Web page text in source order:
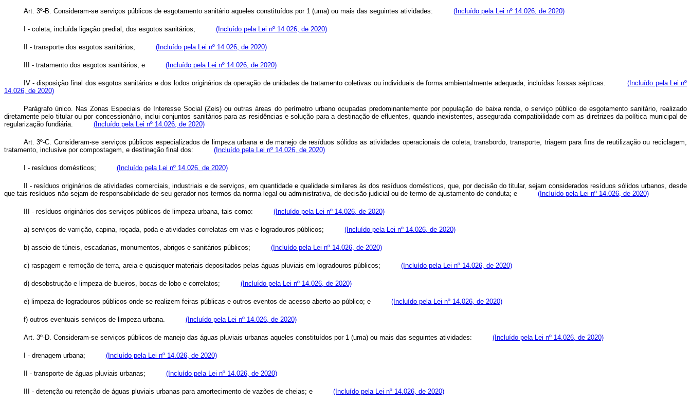
Art. 3º-B. Consideram-se serviços públicos de esgotamento sanitário aqueles constituídos por 1 (uma) ou mais das seguintes atividades: (Incluído pela Lei nº 14.026, de 2020)
I - coleta, incluída ligação predial, dos esgotos sanitários; (Incluído pela Lei nº 14.026, de 2020)
II - transporte dos esgotos sanitários; (Incluído pela Lei nº 14.026, de 2020)
III - tratamento dos esgotos sanitários; e (Incluído pela Lei nº 14.026, de 2020)
IV - disposição final dos esgotos sanitários e dos lodos originários da operação de unidades de tratamento coletivas ou individuais de forma ambientalmente adequada, incluídas fossas sépticas.
(Incluído pela Lei nº
14.026, de 2020)
Parágrafo único. Nas Zonas Especiais de Interesse Social (Zeis) ou outras áreas do perímetro urbano ocupadas predominantemente por população de baixa renda, o serviço público de esgotamento sanitário, realizado
diretamente pelo titular ou por concessionário, inclui conjuntos sanitários para as residências e solução para a destinação de efluentes, quando inexistentes, assegurada compatibilidade com as diretrizes da política municipal de
regularização fundiária.
(Incluído pela Lei nº 14.026, de 2020)
Art. 3º-C. Consideram-se serviços públicos especializados de limpeza urbana e de manejo de resíduos sólidos as atividades operacionais de coleta, transbordo, transporte, triagem para fins de reutilização ou reciclagem,
tratamento, inclusive por compostagem, e destinação final dos:
(Incluído pela Lei nº 14.026, de 2020)
I - resíduos domésticos; (Incluído pela Lei nº 14.026, de 2020)
II - resíduos originários de atividades comerciais, industriais e de serviços, em quantidade e qualidade similares às dos resíduos domésticos, que, por decisão do titular, sejam considerados resíduos sólidos urbanos, desde
que tais resíduos não sejam de responsabilidade de seu gerador nos termos da norma legal ou administrativa, de decisão judicial ou de termo de ajustamento de conduta; e
(Incluído pela Lei nº 14.026, de 2020)
III - resíduos originários dos serviços públicos de limpeza urbana, tais como: (Incluído pela Lei nº 14.026, de 2020)
a) serviços de varrição, capina, roçada, poda e atividades correlatas em vias e logradouros públicos; (Incluído pela Lei nº 14.026, de 2020)
b) asseio de túneis, escadarias, monumentos, abrigos e sanitários públicos; (Incluído pela Lei nº 14.026, de 2020)
c) raspagem e remoção de terra, areia e quaisquer materiais depositados pelas águas pluviais em logradouros públicos; (Incluído pela Lei nº 14.026, de 2020)
d) desobstrução e limpeza de bueiros, bocas de lobo e correlatos; (Incluído pela Lei nº 14.026, de 2020)
e) limpeza de logradouros públicos onde se realizem feiras públicas e outros eventos de acesso aberto ao público; e (Incluído pela Lei nº 14.026, de 2020)
f) outros eventuais serviços de limpeza urbana. (Incluído pela Lei nº 14.026, de 2020)
Art. 3º-D. Consideram-se serviços públicos de manejo das águas pluviais urbanas aqueles constituídos por 1 (uma) ou mais das seguintes atividades: (Incluído pela Lei nº 14.026, de 2020)
I - drenagem urbana; (Incluído pela Lei nº 14.026, de 2020)
II - transporte de águas pluviais urbanas; (Incluído pela Lei nº 14.026, de 2020)
III - detenção ou retenção de águas pluviais urbanas para amortecimento de vazões de cheias; e (Incluído pela Lei nº 14.026, de 2020)